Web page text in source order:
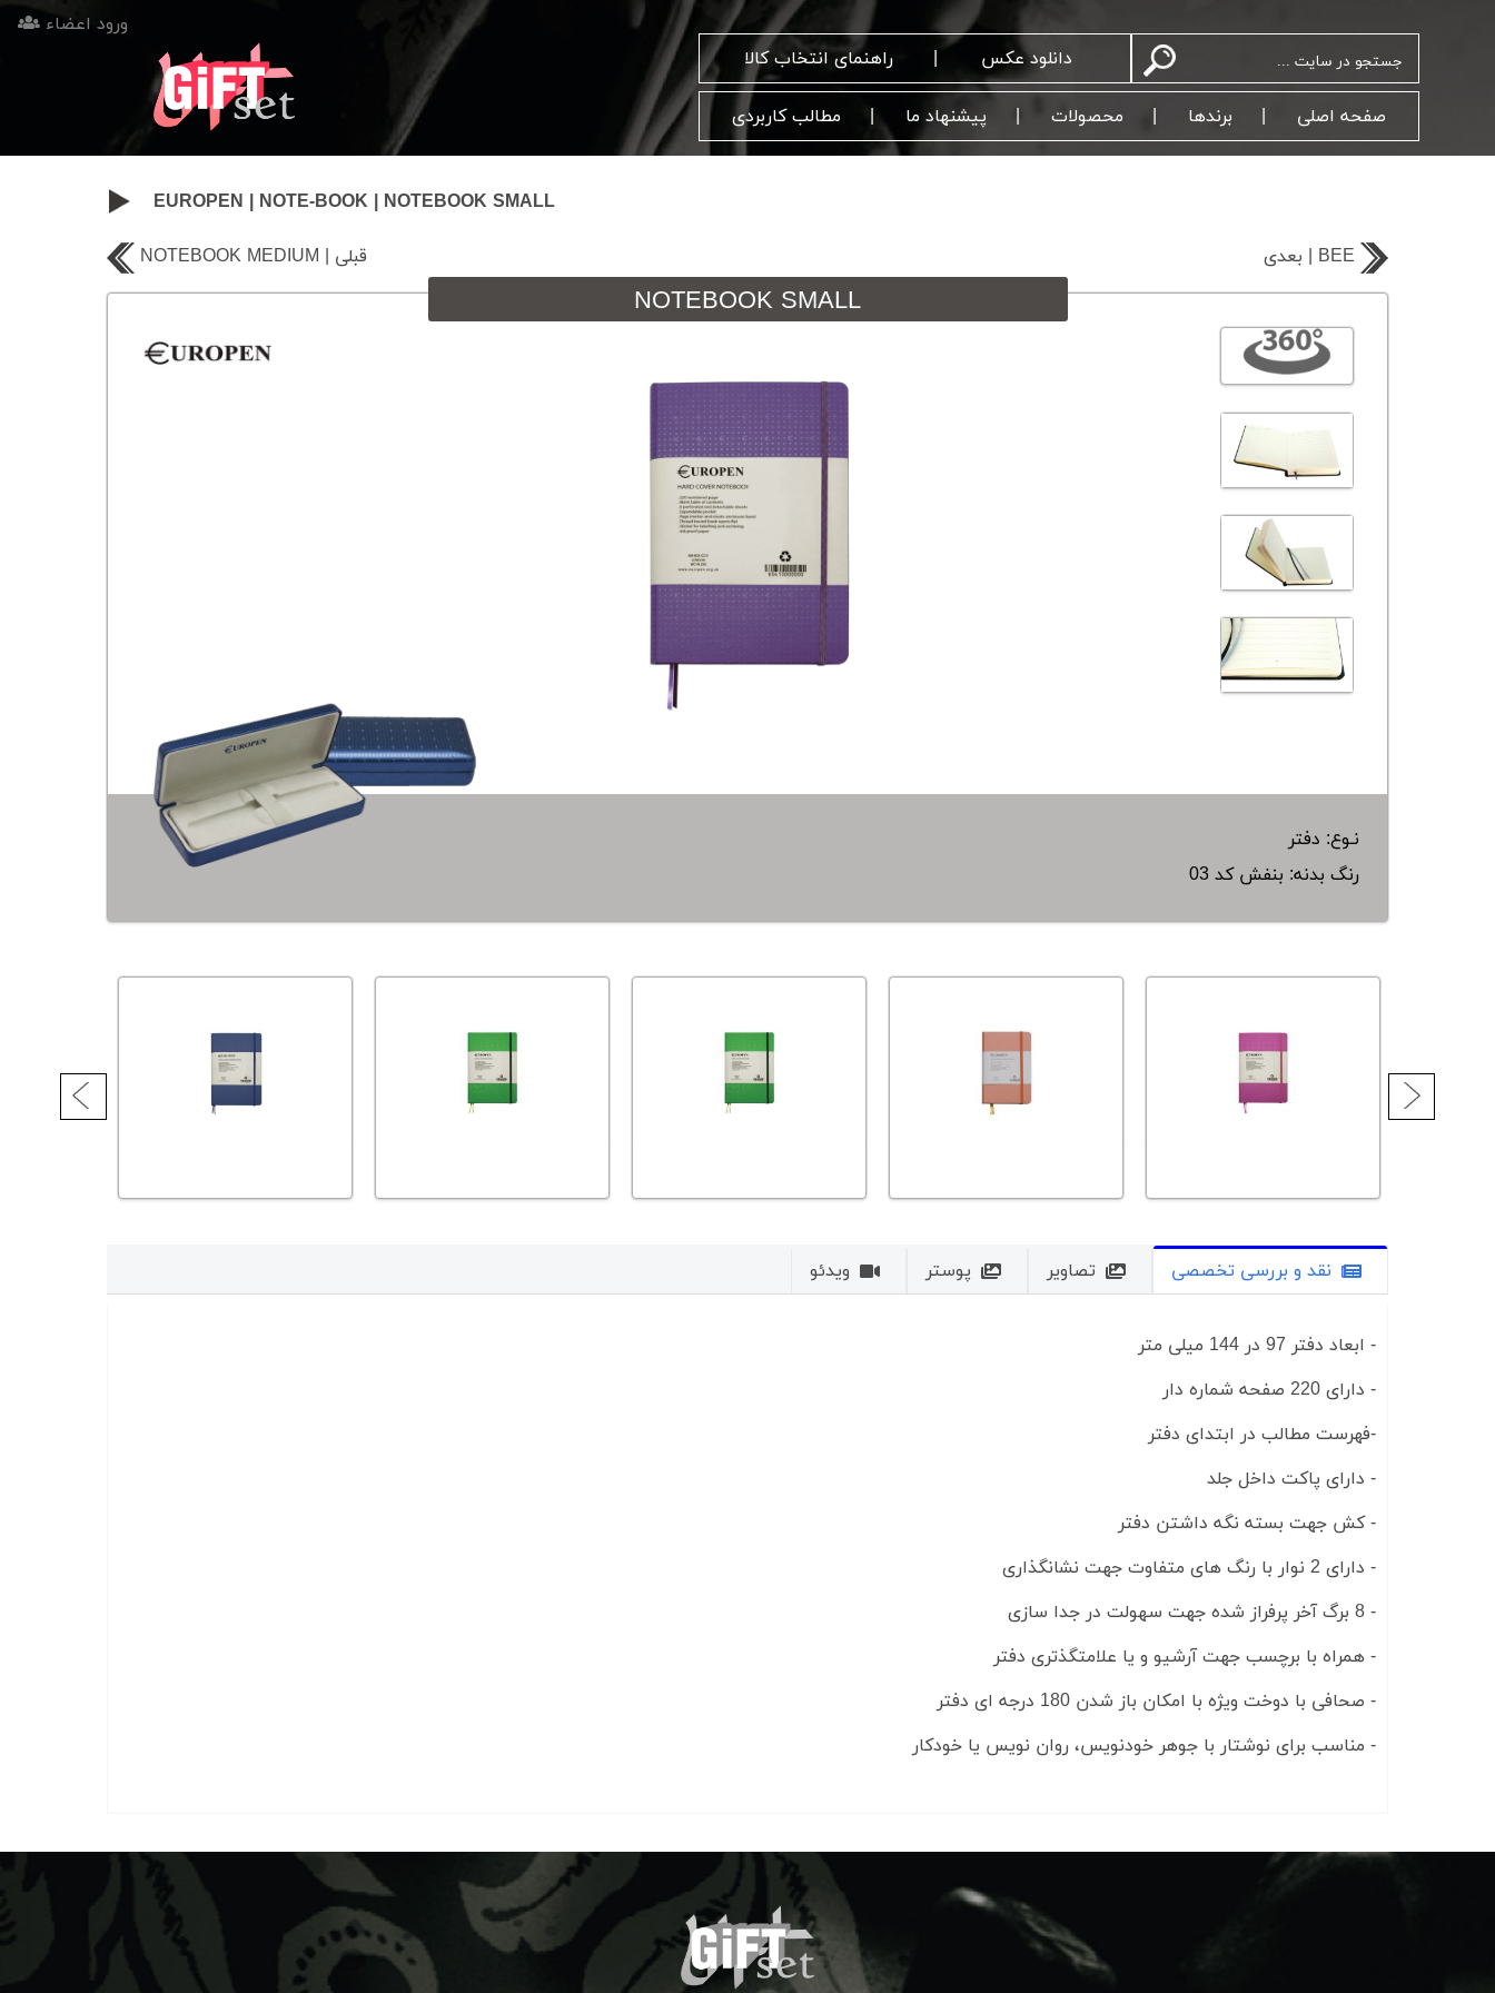
ورود اعضاء
راهنمای انتخاب کالا
دانلود عکس
مطالب کاربردی پیشنهاد ما محصولات برندها صفحه اصلی
EUROPEN NOTE-BOOK NOTEBOOK SMALL
NOTEBOOK MEDIUM | قبلی بعدی | BEE
NOTEBOOK SMALL
نـوع: دفتر
رنگ بدنه: بنفش کد 03
نقد و بررسی تخصصی تصاویر پوستر ویدئو
- ابعاد دفتر 97 در 144 میلی متر
- دارای 220 صفحه شماره دار
-فهرست مطالب در ابتدای دفتر
- دارای پاکت داخل جلد
- کش جهت بسته نگه داشتن دفتر
- دارای 2 نوار با رنگ های متفاوت جهت نشانگذاری
- 8 برگ آخر پرفراز شده جهت سهولت در جدا سازی
- همراه با برچسب جهت آرشیو و یا علامتگذتری دفتر
- صحافی با دوخت ویژه با امکان باز شدن 180 درجه ای دفتر
- مناسب برای نوشتار با جوهر خودنویس، روان نویس یا خودکار